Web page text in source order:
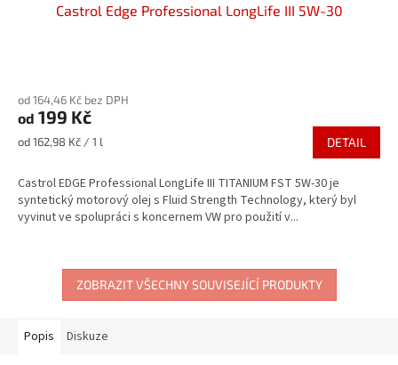
Castrol Edge Professional LongLife III 5W-30
produktu
je
3,6
z
hvězdiček.
od 164,46 Kč bez DPH
od 199 Kč
Měrná
od 162,98 Kč / 1 l DETAIL
Castrol EDGE Professional LongLife III TITANIUM FST 5W-30 je
syntetický motorový olej s Fluid Strength Technology, který byl
vyvinut ve spolupráci s koncernem VW pro použití v...
ZOBRAZIT VŠECHNY SOUVISEJÍCÍ PRODUKTY
Popis Diskuze